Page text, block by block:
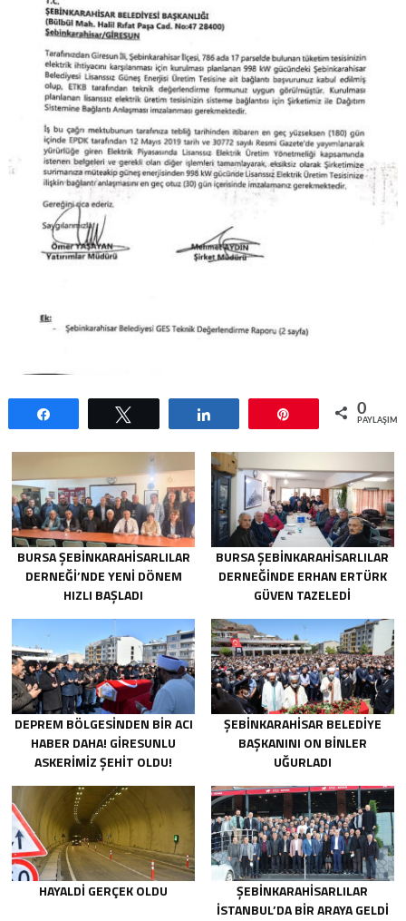
0
BURSA ŞEBINKARAHISARLILAR
DERNEĞI’NDE YENI DÖNEM
HIZLI BAŞLADI
BURSA ŞEBINKARAHISARLILAR
DERNEĞINDE ERHAN ERTÜRK
GÜVEN TAZELEDI
DEPREM BÖLGESINDEN BIR ACI
HABER DAHA! GIRESUNLU
ASKERIMIZ ŞEHIT OLDU!
ŞEBINKARAHISAR BELEDIYE
BAŞKANINI ON BINLER
UĞURLADI
HAYALDI GERÇEK OLDU
ŞEBINKARAHISARLILAR
İSTANBUL’DA BIR ARAYA GELDI